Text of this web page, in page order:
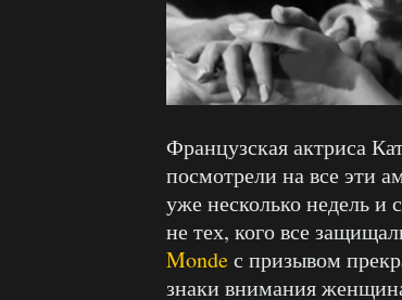
Французская актриса
посмотрели на все эти
уже несколько недель и
не тех, кого все
Mondeс призывом
знаки внимания